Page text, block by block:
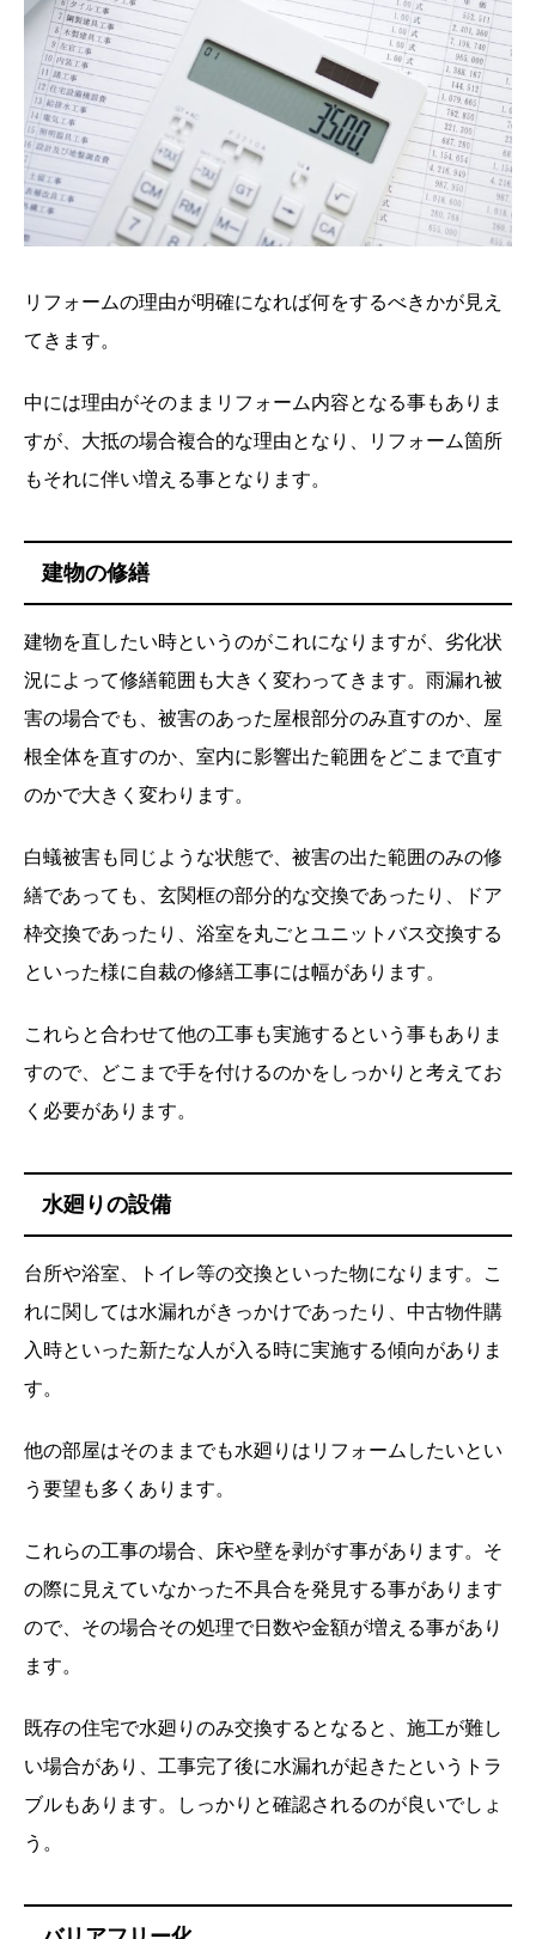
リフォームの理由が明確になれば何をするべきかが見え
てきます。
中には理由がそのままリフォーム内容となる事もありま
すが、大抵の場合複合的な理由となり、リフォーム箇所
もそれに伴い増える事となります。
建物の修繕
建物を直したい時というのがこれになりますが、劣化状
況によって修繕範囲も大きく変わってきます。雨漏れ被
害の場合でも、被害のあった屋根部分のみ直すのか、屋
根全体を直すのか、室内に影響出た範囲をどこまで直す
のかで大きく変わります。
白蟻被害も同じような状態で、被害の出た範囲のみの修
繕であっても、玄関框の部分的な交換であったり、ドア
枠交換であったり、浴室を丸ごとユニットバス交換する
といった様に自裁の修繕工事には幅があります。
これらと合わせて他の工事も実施するという事もありま
すので、どこまで手を付けるのかをしっかりと考えてお
く必要があります。
水廻りの設備
台所や浴室、トイレ等の交換といった物になります。こ
れに関しては水漏れがきっかけであったり、中古物件購
入時といった新たな人が入る時に実施する傾向がありま
す。
他の部屋はそのままでも水廻りはリフォームしたいとい
う要望も多くあります。
これらの工事の場合、床や壁を剥がす事があります。そ
の際に見えていなかった不具合を発見する事があります
ので、その場合その処理で日数や金額が増える事があり
ます。
既存の住宅で水廻りのみ交換するとなると、施工が難し
い場合があり、工事完了後に水漏れが起きたというトラ
ブルもあります。しっかりと確認されるのが良いでしょ
う。